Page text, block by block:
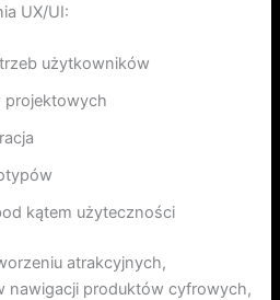
UX/UI:
użytkowników
projektowych
kątem użyteczności
atrakcyjnych,
nawigacji produktów cyfrowych,